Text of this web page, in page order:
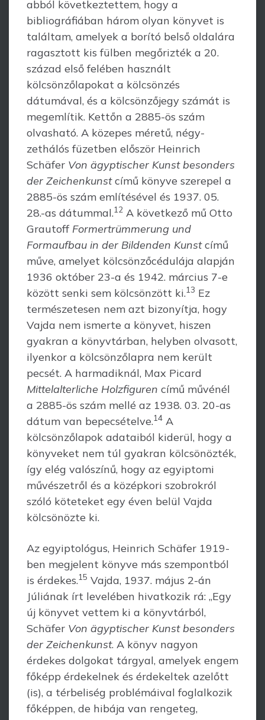
abból következtettem, hogy a
bibliográfiában három olyan könyvet is
találtam, ame­lyek a borító belső oldalára
ragasztott kis fülben megőrizték a 20.
század első felé­ben használt
kölcsönzőlapokat a kölcsönzés
dátumával, és a kölcsönzőjegy számát is
meg­említik. Kettőn a 2885-ös szám
olvasható. A közepes méretű, négy­
zethálós füzet­ben először Heinrich
Schäfer Von ägyptischer Kunst besonders
der Zeichenkunstcímű könyve szerepel a
2885-ös szám említésével és 1937. 05.
28.-as dátummal.12 A követ­ke­ző mű Otto
Grautoff Formertrümmerung und
Formaufbau in der Bildenden Kunstcímű
műve, amelyet kölcsönzőcédulája alapján
1936 október 23-a és 1942. március 7-e
között senki sem kölcsönzött ki.13 Ez
természetesen nem azt bizonyítja, hogy
Vajda nem ismerte a könyvet, hiszen
gyakran a könyvtárban, helyben olvasott,
ilyenkor a köl­csönzőlapra nem került
pecsét. A harmadiknál, Max Picard
Mittelalterliche Holzfiguren című művénél
a 2885-ös szám mellé az 1938. 03. 20-as
dátum van bepe­csételve.14 A
kölcsönzőlapok adataiból kiderül, hogy a
köny­veket nem túl gyakran kölcsönözték,
így elég valószínű, hogy az egyiptomi
művészetről és a középkori szob­rokról
szóló köteteket egy éven belül Vajda
kölcsönözte ki.
Az egyiptológus, Heinrich Schäfer 1919-
ben megjelent könyve más szempontból
is érdekes.15 Vajda, 1937. május 2-án
Júliának írt levelében hivatkozik rá: „Egy
új könyvet vettem ki a könyvtárból,
Schäfer Von ägyptischer Kunst besonders
der Zeichenkunst. A könyv nagyon
érdekes dolgokat tárgyal, amelyek engem
főképp érdekelnek és érdekeltek azelőtt
(is), a térbeliség problémáival foglalkozik
főképpen, de hibája van rengeteg,